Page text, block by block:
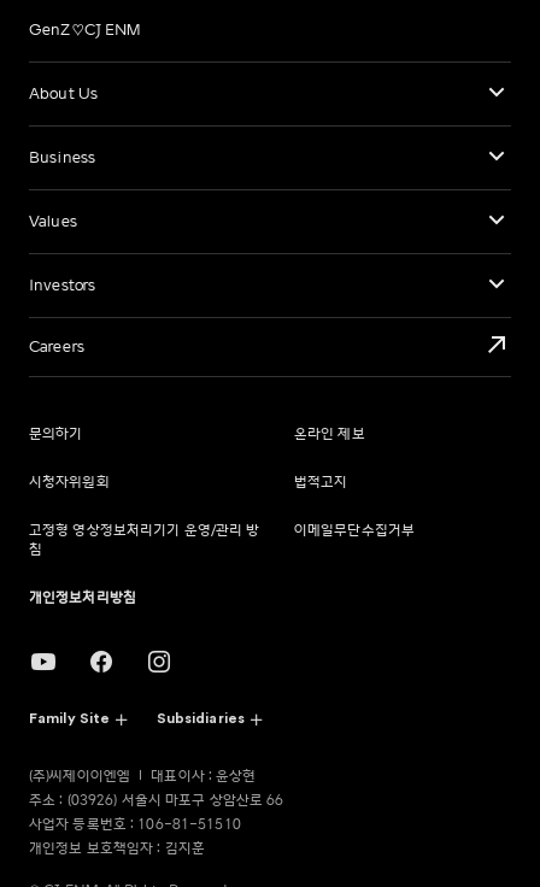
GenZ♡CJ ENM
About Us
Business
Values
Investors
Careers
문의하기 온라인 제보
시청자위원회 법적고지
고정형 영상정보처리기기 운영/관리 방
침
이메일무단수집거부
개인정보처리방침
Family Site Subsidiaries
(주)씨제이이엔엠
대표이사 : 윤상현
주소 : (03926) 서울시 마포구 상암산로 66
사업자 등록번호 : 106-81-51510
개인정보 보호책임자 : 김지훈